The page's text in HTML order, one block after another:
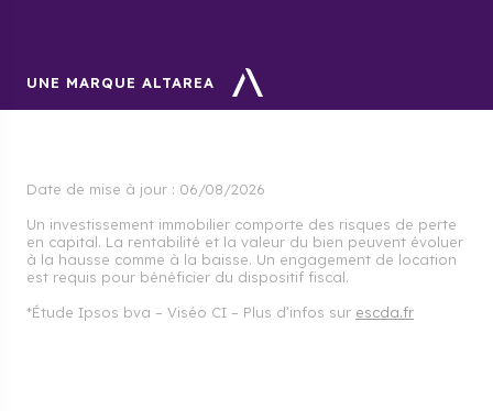
UNE MARQUE ALTAREA
Date de mise à jour : 06/08/2026
Un investissement immobilier comporte des risques de perte
en capital. La rentabilité et la valeur du bien peuvent évoluer
à la hausse comme à la baisse. Un engagement de location
est requis pour bénéficier du dispositif fiscal.
*Étude Ipsos bva – Viséo CI – Plus d’infos sur escda.fr